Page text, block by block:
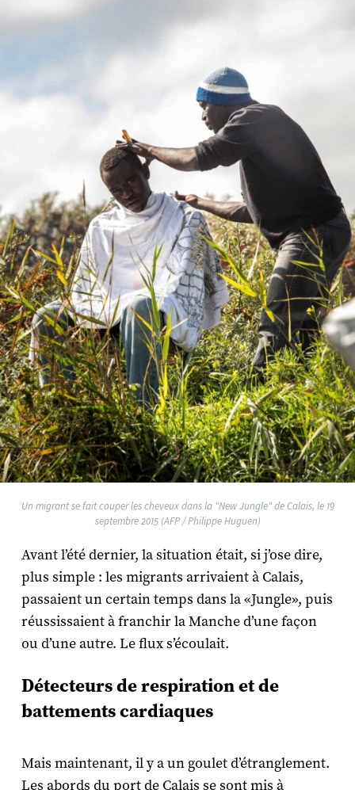
Un migrant se fait couper les cheveux dans la "New Jungle" de Calais, le 19
septembre 2015 (AFP / Philippe Huguen)
Avant l’été dernier, la situation était, si j’ose dire,
plus simple : les migrants arrivaient à Calais,
passaient un certain temps dans la «Jungle», puis
réussissaient à franchir la Manche d’une façon
ou d’une autre. Le flux s’écoulait.
Détecteurs de respiration et de
battements cardiaques
Mais maintenant, il y a un goulet d’étranglement.
Les abords du port de Calais se sont mis à